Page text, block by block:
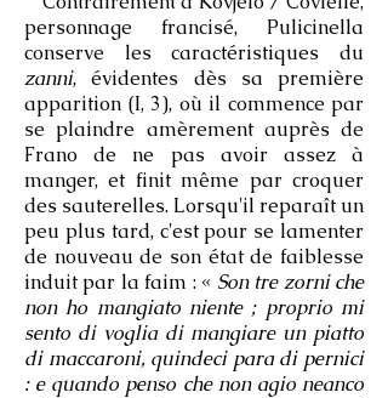
personnage francisé, Pulicinella
conserve les caractéristiques du
zanni, évidentes dès sa première
apparition (I, 3), où il commence par
se plaindre amèrement auprès de
Frano de ne pas avoir assez à
manger, et finit même par croquer
des sauterelles. Lorsqu'il reparaît un
peu plus tard, c'est pour se lamenter
de nouveau de son état de faiblesse
induit par la faim : « Son tre zorni che
non ho mangiato niente ; proprio mi
sento di voglia di mangiare un piatto
di maccaroni, quindeci para di pernici
: e quando penso che non agio neanco